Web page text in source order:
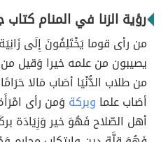
رؤية الزنا في المنام كتاب
من رأى قوما يَخْتَلِفُونَ إِلَى
يصيبون من علمه خيرا وَقيل من
من طلاب الدُّنْيَا أصَاب مَالا
أصَاب علما وبركة وَمن رأى
أهل الصّلاح فَهُوَ خير وَزِيَادَة